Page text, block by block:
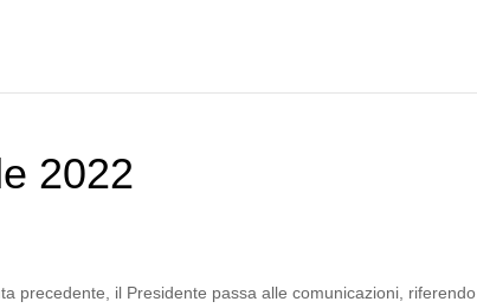
2022
precedente, il Presidente passa alle comunicazioni,